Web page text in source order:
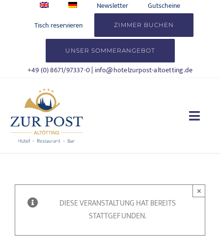
Newsletter
Gutscheine
Tisch reservieren
ZIMMER BUCHEN
UNSER SOMMERANGEBOT
+49 (0) 8671/97337-0| info@hotelzurpost-altoetting.de
WOHNEN
DIESE VERANSTALTUNG HAT BEREITS
STATTGEFUNDEN.
×